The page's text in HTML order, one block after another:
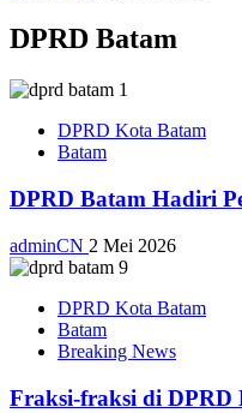
DPRD Batam
DPRD Kota Batam
Batam
DPRD Batam Hadiri
adminCN 2 Mei 2026
DPRD Kota Batam
Batam
Breaking News
Fraksi-fraksi di DPRD